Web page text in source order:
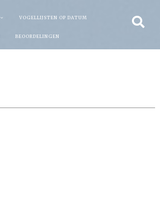
VOGELLIJSTEN OP DATUM
BEOORDELINGEN